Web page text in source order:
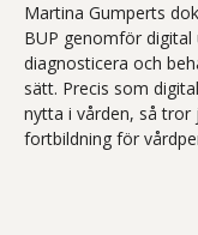
Martina Gumperts
BUP genomför
diagnosticera och
sätt. Precis som
nytta i vården, så tror
fortbildning för